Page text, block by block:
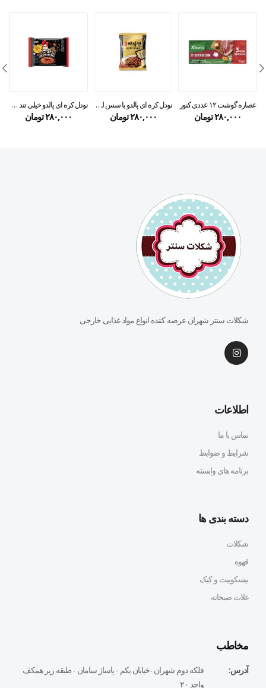
عصاره گوشت ۱۲ عددی کنور
۲۸۰,۰۰۰تومان
نودل کره ای پالدو با سس لوبیا سیاه جاجانگ ۲۰۰ گرمی
۲۸۰,۰۰۰تومان
نودل کره ای پالدو خیلی تند ولکانو ۱۴۰ گرمی
۲۸۰,۰۰۰تومان
شکلات سنتر شهران عرضه کننده انواع مواد غذایی خارجی
اطلاعات
تماس با ما
شرایط و ضوابط
برنامه های وابسته
دسته بندی ها
شکلات
قهوه
بیسکوییت و کیک
غلات صبحانه
مخاطب
آدرس:
فلكه دوم شهران -خيابان يكم - پاساژ سامان - طبقه زير همكف
واحد ٢٠